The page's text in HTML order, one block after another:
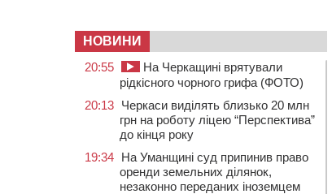
НОВИНИ
20:55
На Черкащині врятували
рідкісного чорного грифа (ФОТО)
20:13 Черкаси виділять близько 20 млн
грн на роботу ліцею “Перспектива”
до кінця року
19:34 На Уманщині суд припинив право
оренди земельних ділянок,
незаконно переданих іноземцем